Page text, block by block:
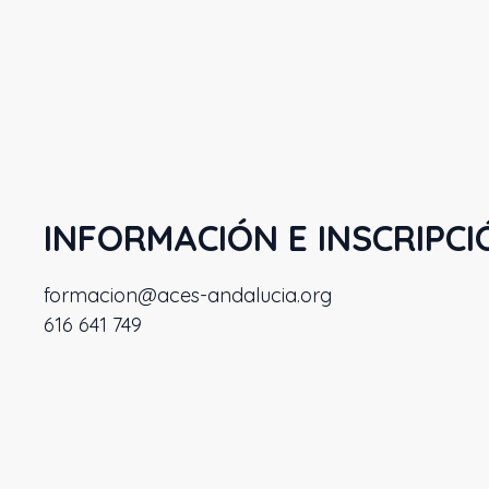
INFORMACIÓN E
formacion@aces-andalucia.org
616 641 749